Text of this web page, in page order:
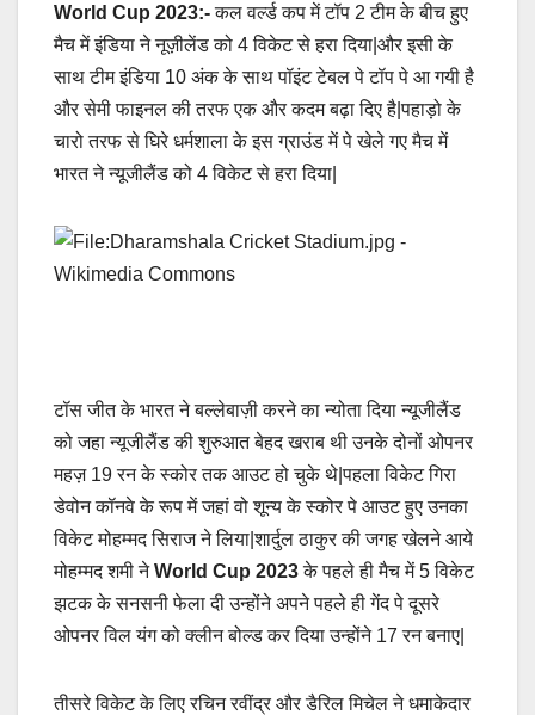
World Cup 2023:-कल वर्ल्ड कप में टॉप 2 टीम के बीच हुए
मैच में इंडिया ने नूज़ीलेंड को 4 विकेट से हरा दिया|और इसी के
साथ टीम इंडिया 10 अंक के साथ पॉइंट टेबल पे टॉप पे आ गयी है
और सेमी फाइनल की तरफ एक और कदम बढ़ा दिए है|पहाड़ो के
चारो तरफ से घिरे धर्मशाला के इस ग्राउंड में पे खेले गए मैच में
भारत ने न्यूजीलैंड को 4 विकेट से हरा दिया|
टॉस जीत के भारत ने बल्लेबाज़ी करने का न्योता दिया न्यूजीलैंड
को जहा न्यूजीलैंड की शुरुआत बेहद खराब थी उनके दोनों ओपनर
महज़ 19 रन के स्कोर तक आउट हो चुके थे|पहला विकेट गिरा
डेवोन कॉनवे के रूप में जहां वो शून्य के स्कोर पे आउट हुए उनका
विकेट मोहम्मद सिराज ने लिया|शार्दुल ठाकुर की जगह खेलने आये
मोहम्मद शमी नेWorld Cup 2023के पहले ही मैच में 5 विकेट
झटक के सनसनी फेला दी उन्होंने अपने पहले ही गेंद पे दूसरे
ओपनर विल यंग को क्लीन बोल्ड कर दिया उन्होंने 17 रन बनाए|
तीसरे विकेट के लिए रचिन रवींद्र और डैरिल मिचेल ने धमाकेदार